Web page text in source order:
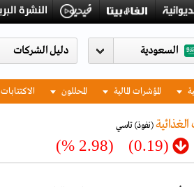
السعودية
المؤشرات المالية المحللون الاكتتابات
(نفوذ)تاسي
(0.19)
(2.98 %)